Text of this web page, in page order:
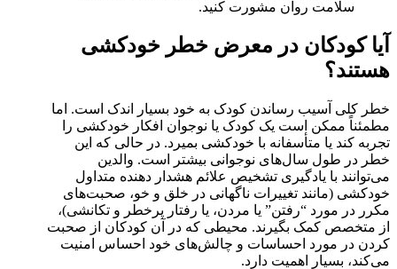
سلامت روان مشورت کنید.
آیا کودکان در معرض خطر خودکشی
هستند؟
خطر کلی آسیب رساندن کودک به خود بسیار اندک است. اما
مطمئناً ممکن است یک کودک یا نوجوان افکار خودکشی را
تجربه کند یا متأسفانه با خودکشی بمیرد. در حالی که این
خطر در طول سال‌های نوجوانی بیشتر است. والدین
می‌توانند با یادگیری تشخیص علائم هشدار دهنده متداول
خودکشی (مانند تغییرات ناگهانی در خلق و خو، صحبت‌های
مکرر در مورد “رفتن” یا مردن، یا رفتار پرخطر و تکانشی)،
از متخصص کمک بگیرند. محیطی که در آن کودکان از صحبت
کردن در مورد احساسات و چالش‌های خود احساس امنیت
می‌کند، بسیار اهمیت دارد.